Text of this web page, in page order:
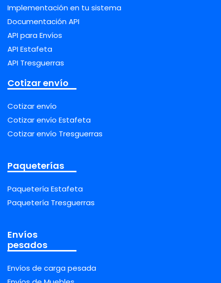
Implementación en tu sistema
Documentación API
API para Envíos
API Estafeta
API Tresguerras
Cotizar envío
Cotizar envío
Cotizar envío Estafeta
Cotizar envío Tresguerras
Paqueterías
Paquetería Estafeta
Paquetería Tresguerras
Envíos
pesados
Envíos de carga pesada